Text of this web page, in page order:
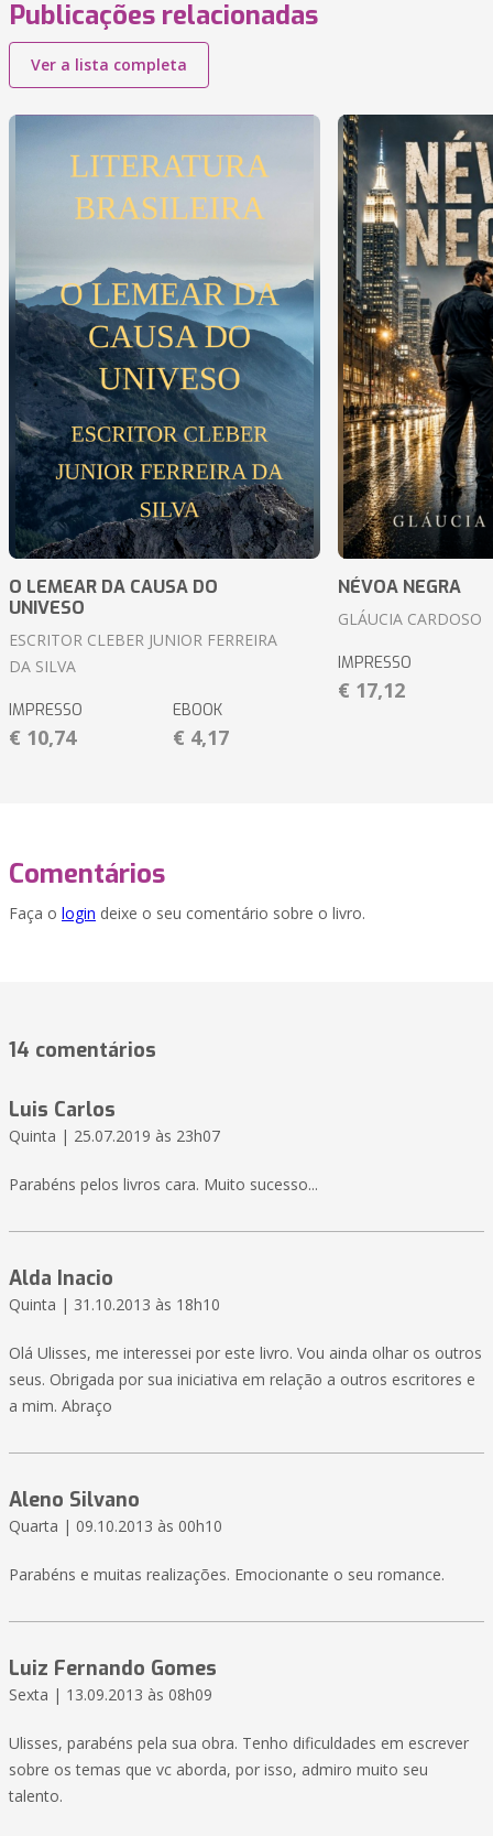
Publicações relacionadas
Ver a lista completa
O LEMEAR DA CAUSA DO
UNIVESO
ESCRITOR CLEBER JUNIOR FERREIRA
DA SILVA
IMPRESSO
€ 10,74
EBOOK
€ 4,17
NÉVOA NEGRA
GLÁUCIA CARDOSO
IMPRESSO
€ 17,12
Comentários
Faça o login deixe o seu comentário sobre o livro.
14 comentários
Luis Carlos
Quinta | 25.07.2019 às 23h07
Parabéns pelos livros cara. Muito sucesso...
Alda Inacio
Quinta | 31.10.2013 às 18h10
Olá Ulisses, me interessei por este livro. Vou ainda olhar os outros
seus. Obrigada por sua iniciativa em relação a outros escritores e
a mim. Abraço
Aleno Silvano
Quarta | 09.10.2013 às 00h10
Parabéns e muitas realizações. Emocionante o seu romance.
Luiz Fernando Gomes
Sexta | 13.09.2013 às 08h09
Ulisses, parabéns pela sua obra. Tenho dificuldades em escrever
sobre os temas que vc aborda, por isso, admiro muito seu
talento.